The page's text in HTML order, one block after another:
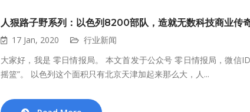
人狠路子野系列：以色列8200部队，造就无数科技商业传
17 Jan, 2020
行业新闻
大家好，我是 零日情报局。 本文首发于公众号 零日情报局，微信
摇篮”。 以色列这个面积只有北京天津加起来那么大，人...